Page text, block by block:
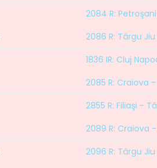
2084 R:
2086 R: Târgu
1836 IR: Cluj
2085 R: Craiova
2855 R: Filiaşi -
2089 R: Craiova
2096 R: Târgu